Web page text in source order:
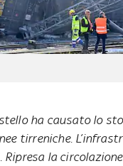
ha causato lo
tirreniche.
la